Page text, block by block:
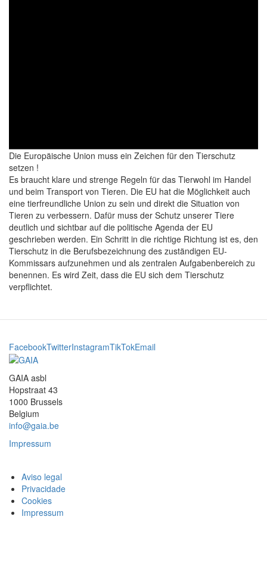
Die Europäische Union muss ein Zeichen für den Tierschutz
setzen !
Es braucht klare und strenge Regeln für das Tierwohl im Handel
und beim Transport von Tieren. Die EU hat die Möglichkeit auch
eine tierfreundliche Union zu sein und direkt die Situation von
Tieren zu verbessern. Dafür muss der Schutz unserer Tiere
deutlich und sichtbar auf die politische Agenda der EU
geschrieben werden. Ein Schritt in die richtige Richtung ist es, den
Tierschutz in die Berufsbezeichnung des zuständigen EU-
Kommissars aufzunehmen und als zentralen Aufgabenbereich zu
benennen. Es wird Zeit, dass die EU sich dem Tierschutz
verpflichtet.
FacebookTwitterInstagramTikTokEmail
GAIA asbl
Hopstraat 43
1000 Brussels
Belgium
info@gaia.be
Impressum
Aviso legal
Privacidade
Cookies
Impressum